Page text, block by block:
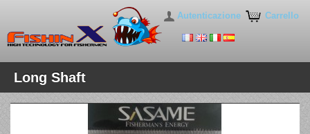
Carrello
Autenticazione
Long Shaft